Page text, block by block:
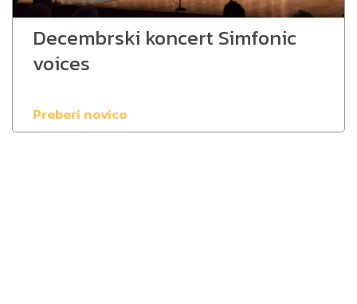
Decembrski koncert Simfonic
voices
Preberi novico